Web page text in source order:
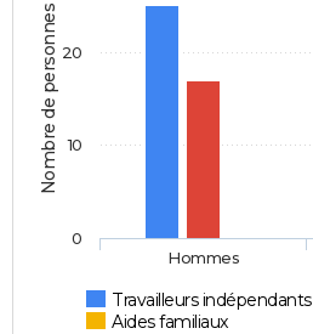
Nombre de personnes
Travailleurs indépendants
Aides familiaux
Hommes
0
10
20